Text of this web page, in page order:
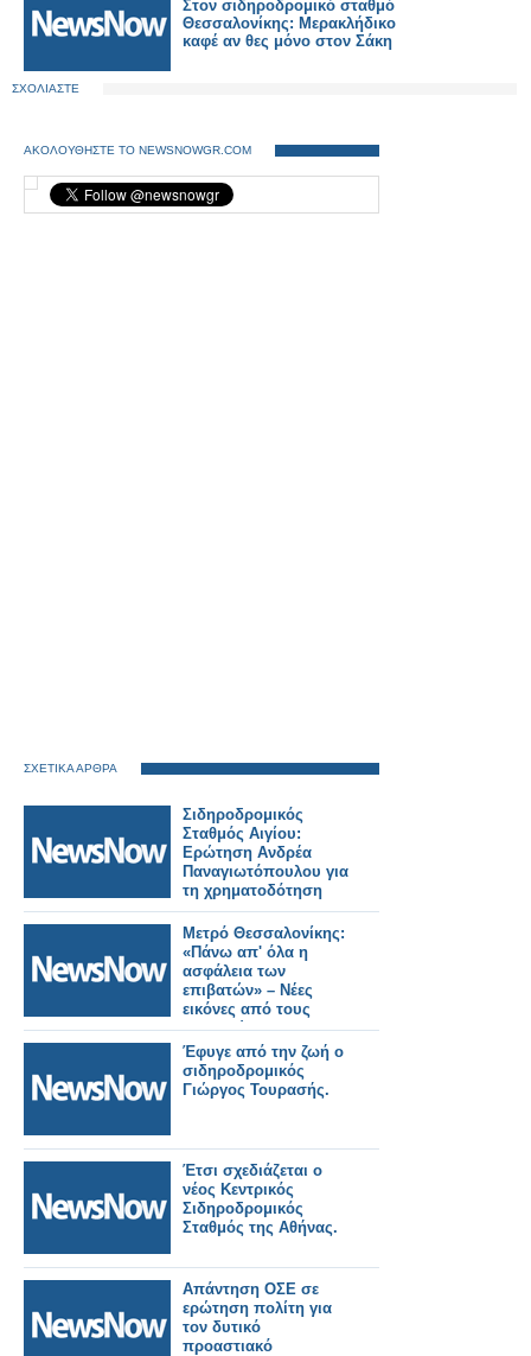
Στον σιδηροδρομικό σταθμό
Θεσσαλονίκης: Μερακλήδικο
καφέ αν θες μόνο στον Σάκη
ΣΧΟΛΙΑΣΤΕ
ΑΚΟΛΟΥΘΗΣΤΕ ΤΟ NEWSNOWGR.COM
ΣΧΕΤΙΚΑ ΑΡΘΡΑ
Σιδηροδρομικός
Σταθμός Αιγίου:
Ερώτηση Ανδρέα
Παναγιωτόπουλου για
τη χρηματοδότηση
των
απαλλοτριώσεων.
Μετρό Θεσσαλονίκης:
«Πάνω απ' όλα η
ασφάλεια των
επιβατών» – Νέες
εικόνες από τους
σταθμούς της
Καλαμαριάς.
Έφυγε από την ζωή ο
σιδηροδρομικός
Γιώργος Τουρασής.
Έτσι σχεδιάζεται ο
νέος Κεντρικός
Σιδηροδρομικός
Σταθμός της Αθήνας.
Απάντηση ΟΣΕ σε
ερώτηση πολίτη για
τον δυτικό
προαστιακό